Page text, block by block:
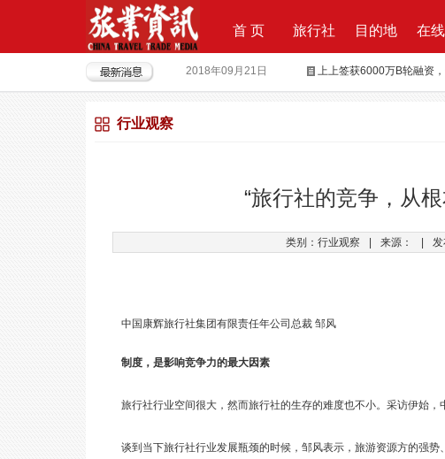
首 页 旅行社 目的地 在
2018年09月21日 上上签获6000万B轮融资
2018年04月25日 荣耀时刻，傲世启航| 华远
旅行社大佬对“营改增”说了
行业观察
“旅行社的竞争，从
类别：行业观察 来源：
中国康辉旅行社集团有限责任年公司总裁 邹风
制度，是影响竞争力的最大因素
旅行社行业空间很大，然而旅行社的生存的难度也不小。采访伊始，
谈到当下旅行社行业发展瓶颈的时候，邹风表示，旅游资源方的强